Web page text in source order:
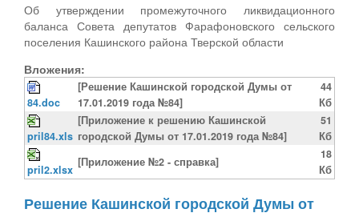
Об утверждении промежуточного ликвидационного
баланса Совета депутатов Фарафоновского сельского
поселения Кашинского района Тверской области
Вложения:
84.doc
[Решение Кашинской городской Думы от
17.01.2019 года №84]
44
Кб
pril84.xls
[Приложение к решению Кашинской
городской Думы от 17.01.2019 года №84]
51
Кб
pril2.xlsx
[Приложение №2 - справка]
18
Кб
Решение Кашинской городской Думы от